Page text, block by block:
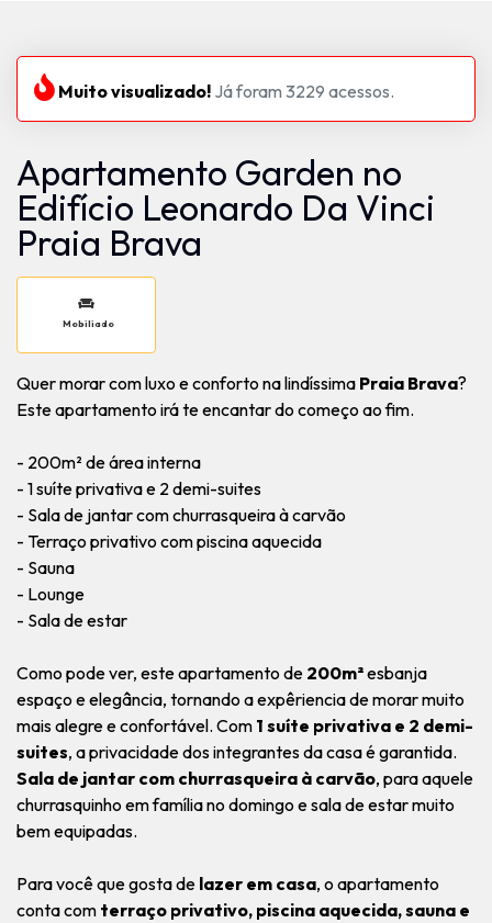
Muito visualizado! Já foram 3229 acessos.
Apartamento Garden no
Edifício Leonardo Da Vinci
Praia Brava
Mobiliado
Quer morar com luxo e conforto na lindíssima Praia Brava?
Este apartamento irá te encantar do começo ao fim.
- 200m² de área interna
- 1 suíte privativa e 2 demi-suites
- Sala de jantar com churrasqueira à carvão
- Terraço privativo com piscina aquecida
- Sauna
- Lounge
- Sala de estar
Como pode ver, este apartamento de 200m²esbanja
espaço e elegância, tornando a expêriencia de morar muito
mais alegre e confortável. Com 1 suíte privativa e 2 demi-
suites, a privacidade dos integrantes da casa é garantida.
Sala de jantar com churrasqueira à carvão, para aquele
churrasquinho em família no domingo e sala de estar muito
bem equipadas.
Para você que gosta de lazer em casa, o apartamento
conta com terraço privativo, piscina aquecida, sauna e